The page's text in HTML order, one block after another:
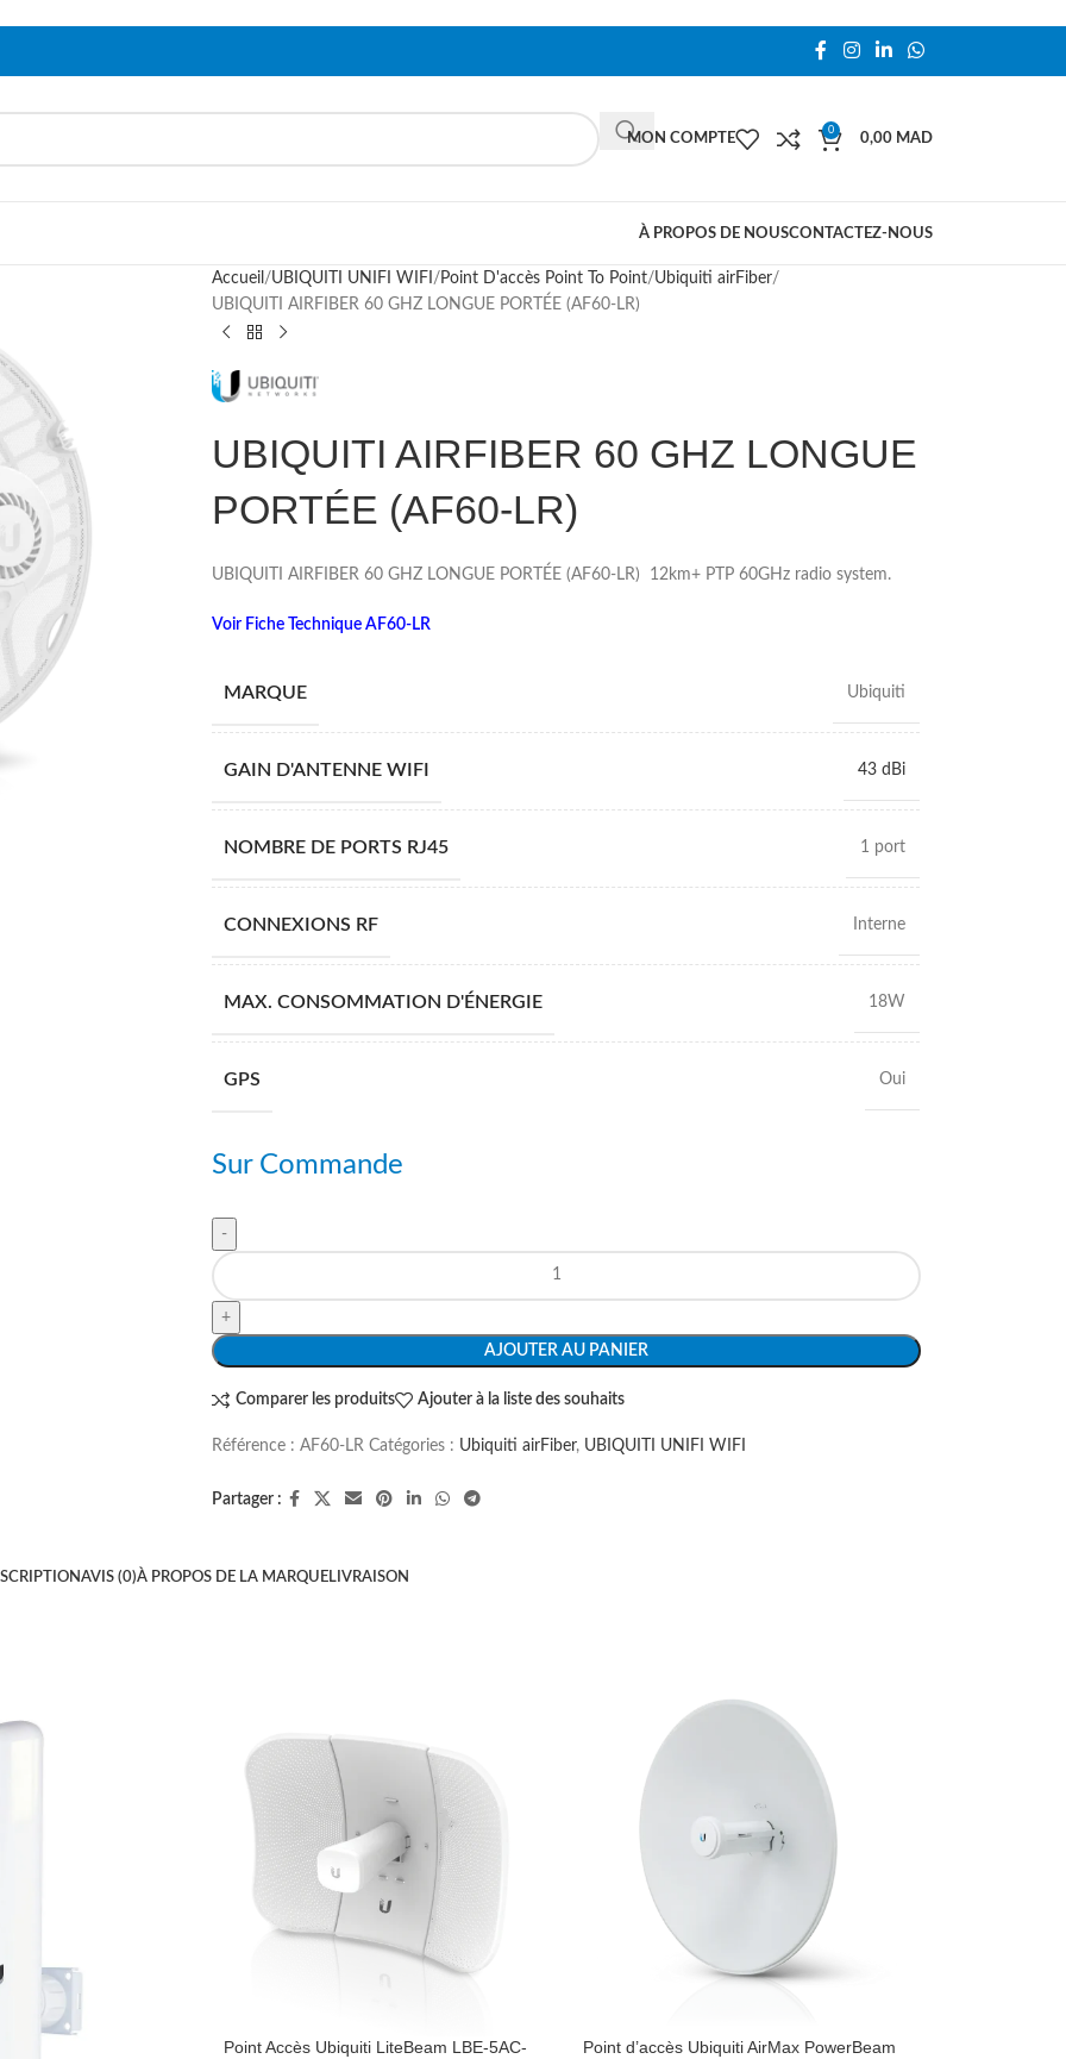
MON COMPTE
0
0,00 MAD
À PROPOS DE NOUSCONTACTEZ-NOUS
Accueil UBIQUITI UNIFI WIFI Point D'accès Point To Point Ubiquiti airFiber
UBIQUITI AIRFIBER 60 GHZ LONGUE PORTÉE (AF60-LR)
UBIQUITI AIRFIBER 60 GHZ LONGUE
PORTÉE (AF60-LR)
UBIQUITI AIRFIBER 60 GHZ LONGUE PORTÉE (AF60-LR) 12km+ PTP 60GHz radio system.
Voir Fiche Technique AF60-LR
MARQUE Ubiquiti
GAIN D'ANTENNE WIFI 43 dBi
NOMBRE DE PORTS RJ45 1 port
CONNEXIONS RF Interne
MAX. CONSOMMATION D'ÉNERGIE 18W
GPS Oui
Sur Commande
AJOUTER AU PANIER
Comparer les produits Ajouter à la liste des souhaits
Référence : AF60-LR Catégories : Ubiquiti airFiber, UBIQUITI UNIFI WIFI
Partager :
AVIS (0)À PROPOS DE LA MARQUE LIVRAISON
Point Accès Ubiquiti LiteBeam LBE-5AC-
Point d’accès Ubiquiti AirMax PowerBeam